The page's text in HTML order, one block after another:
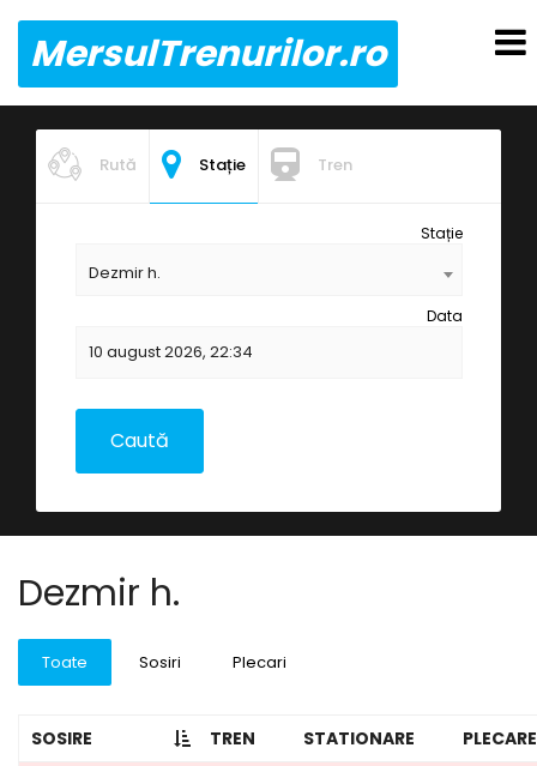
MersulTrenurilor.ro
Rută Stație Tren
Stație
Dezmir h.
Data
Dezmir h.
Toate Sosiri Plecari
SOSIRE TREN STATIONARE PLECARE